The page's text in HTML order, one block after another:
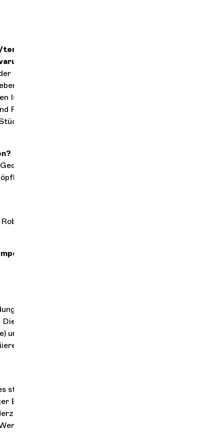
pages/article.php
Nähe von
wie sein
Isserlis, der
Farben
zu
mit der
Stille ist
und macht
Aber jede
steht. Aber
Bedeutung
um
die man